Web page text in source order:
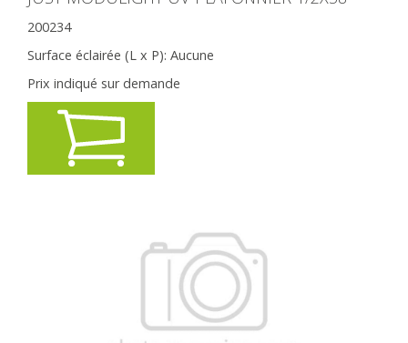
200234
Surface éclairée (L x P): Aucune
Prix indiqué sur demande